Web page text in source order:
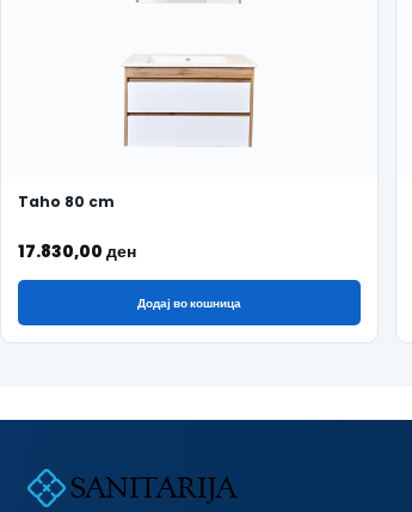
Taho 80 cm
17.830,00 ден
Додај во кошница